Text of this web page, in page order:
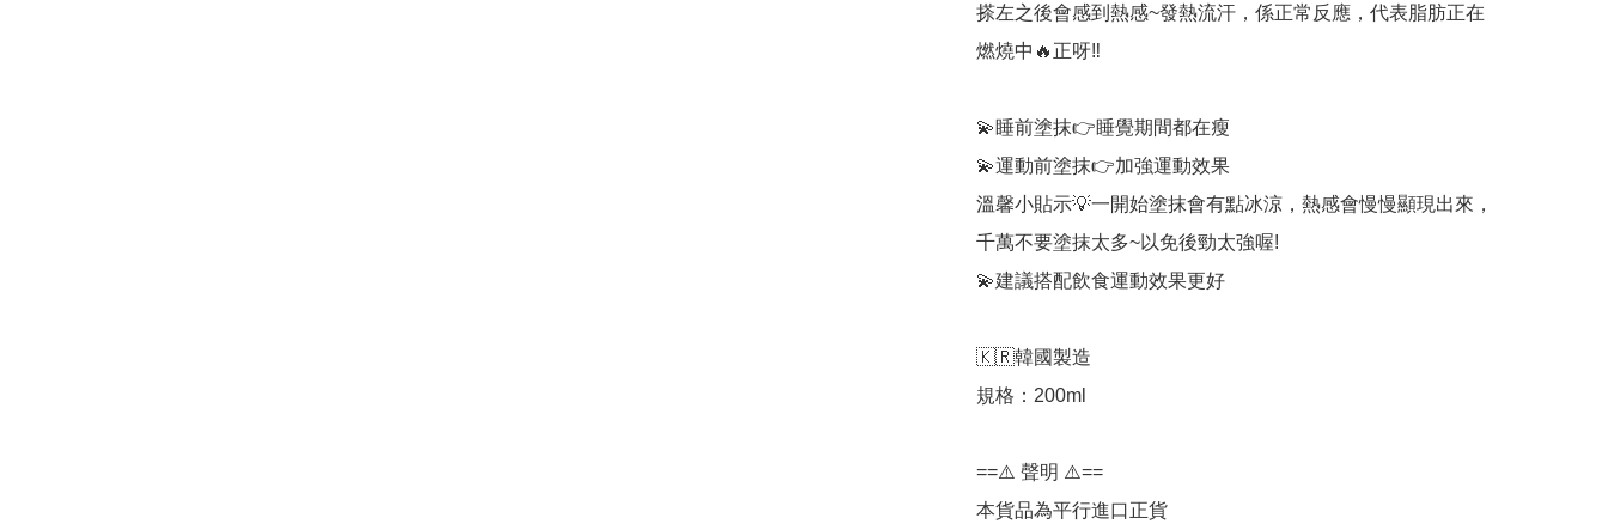
搽左之後會感到熱感~發熱流汗，係正常反應，代表脂肪正在
燃燒中🔥正呀‼️
💫睡前塗抹👉睡覺期間都在瘦
💫運動前塗抹👉加強運動效果
溫馨小貼示💡一開始塗抹會有點冰涼，熱感會慢慢顯現出來，
千萬不要塗抹太多~以免後勁太強喔!
💫建議搭配飲食運動效果更好
🇰🇷韓國製造
規格：200ml
==⚠️ 聲明 ⚠️==
本貨品為平行進口正貨